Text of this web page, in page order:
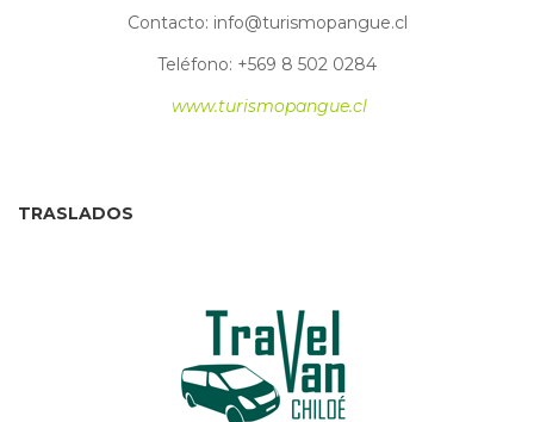
Contacto: info@turismopangue.cl
Teléfono: +569 8 502 0284
www.turismopangue.cl
TRASLADOS